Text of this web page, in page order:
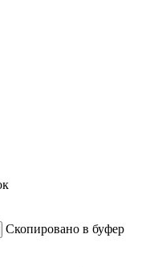
Скопировано в буфер